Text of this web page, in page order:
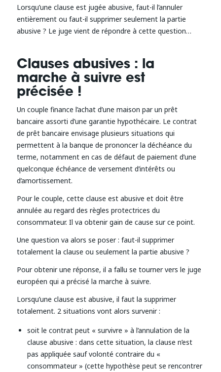
Lorsqu’une clause est jugée abusive, faut-il l’annuler
entièrement ou faut-il supprimer seulement la partie
abusive ? Le juge vient de répondre à cette question…
Clauses abusives : la
marche à suivre est
précisée !
Un couple finance l’achat d’une maison par un prêt
bancaire assorti d’une garantie hypothécaire. Le contrat
de prêt bancaire envisage plusieurs situations qui
permettent à la banque de prononcer la déchéance du
terme, notamment en cas de défaut de paiement d’une
quelconque échéance de versement d’intérêts ou
d’amortissement.
Pour le couple, cette clause est abusive et doit être
annulée au regard des règles protectrices du
consommateur. Il va obtenir gain de cause sur ce point.
Une question va alors se poser : faut-il supprimer
totalement la clause ou seulement la partie abusive ?
Pour obtenir une réponse, il a fallu se tourner vers le juge
européen qui a précisé la marche à suivre.
Lorsqu’une clause est abusive, il faut la supprimer
totalement. 2 situations vont alors survenir :
soit le contrat peut « survivre » à l’annulation de la
clause abusive : dans cette situation, la clause n’est
pas appliquée sauf volonté contraire du «
consommateur » (cette hypothèse peut se rencontrer